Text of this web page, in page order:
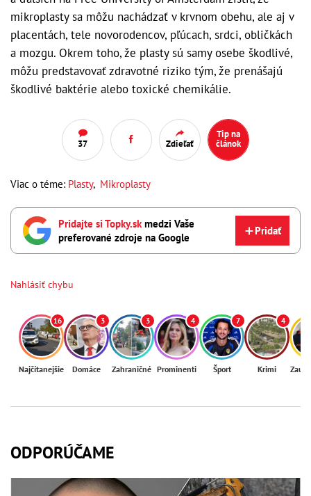
mikroplasty sa môžu nachádzať v krvnom obehu, ale aj v
placentách, tele novorodencov, pľúcach, srdci, obličkách
a mozgu. Okrem toho, že plasty sú samy osebe škodlivé,
môžu predstavovať zdravotné riziko tým, že prenášajú
škodlivé baktérie alebo toxické chemikálie.
37 Zdieľať
Tip na
článok
Viac o téme: Plasty, Mikroplasty
Pridajte si Topky.sk medzi Vaše
preferované zdroje na Google
Pridať
Nahlásiť chybu
16
Najčítanejšie
3
Domáce
3
Zahraničné
4
Prominenti
7
Šport
4
Krimi
ODPORÚČAME